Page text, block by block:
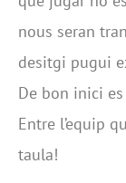
nous seran
desitgi pugui
De bon inici
Entre l’equip
taula!